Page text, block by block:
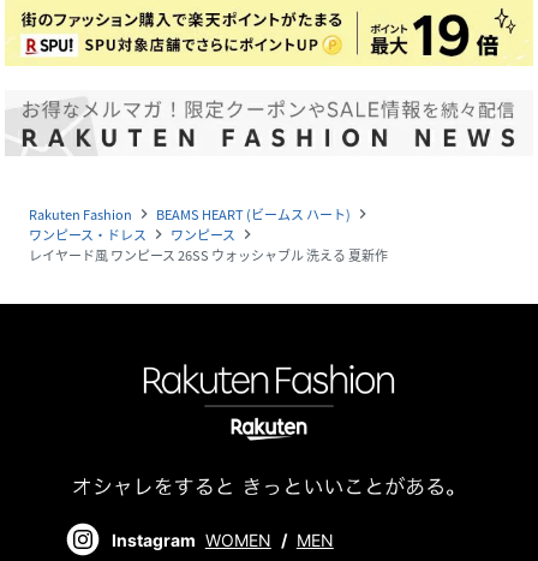
Rakuten Fashion navigate_next BEAMS HEART (ビームス ハート) navigate_next
ワンピース・ドレス navigate_next ワンピース navigate_next
レイヤード風 ワンピース 26SS ウォッシャブル 洗える 夏新作
Instagram WOMEN / MEN